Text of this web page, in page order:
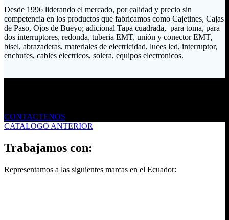
Desde 1996 liderando el mercado, por calidad y precio sin
competencia en los productos que fabricamos como Cajetines, Cajas
de Paso, Ojos de Bueyo; adicional Tapa cuadrada, para toma, para
dos interruptores, redonda, tuberia EMT, unión y conector EMT,
bisel, abrazaderas, materiales de electricidad, luces led, interruptor,
enchufes, cables electricos, solera, equipos electronicos.
CONTACTENOS
CATALOGO ANTERIOR
Trabajamos con:
Representamos a las siguientes marcas en el Ecuador: